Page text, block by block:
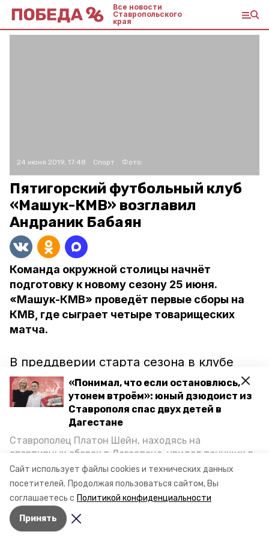
Сайт использует файлы cookies и технических данных
посетителей. Продолжая пользоваться сайтом, Вы
соглашаетесь с Политикой конфиденциальности
Принять
«Понимал, что если остановлюсь,
утонем втроём»: юный дзюдоист из
Ставрополя спас двух детей в
Дагестане
Ставрополец Платон Шейн, находясь на
спортивных сборах в Дегестане, увидел тонущих в
Каспийском море детей и бросился на помощь. По
возвращении домой, отважного мальчика
пригласили в министерство образования края и
наградили. Корреспондент «Победы26» пообщался
с юным героем.
Все новости
Ставропольского
края
24 июня 2019, 17:48 Спорт Фото:
Пятигорский футбольный клуб
«Машук-КМВ» возглавил
Андраник Бабаян
Команда окружной столицы начнёт
подготовку к новому сезону 25 июня.
«Машук-КМВ» проведёт первые сборы на
КМВ, где сыграет четыре товарищеских
матча.
В преддверии старта сезона в клубе
произошли перемены. Главным
тренером стал 44-летний нападающий
Андраник Бабаян. Валерий Заздравных,
бывший главный тренер команды,
перешёл на должность начальника
коллектива. Спортивным директором
стал Владимир Гогберашвили.